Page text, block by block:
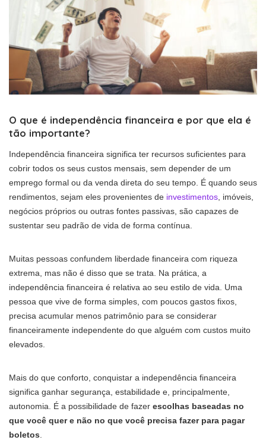
O que é independência financeira e por que ela é
tão importante?
Independência financeira significa ter recursos suficientes para
cobrir todos os seus custos mensais, sem depender de um
emprego formal ou da venda direta do seu tempo. É quando seus
rendimentos, sejam eles provenientes de investimentos , imóveis,
negócios próprios ou outras fontes passivas, são capazes de
sustentar seu padrão de vida de forma contínua.
Muitas pessoas confundem liberdade financeira com riqueza
extrema, mas não é disso que se trata. Na prática, a
independência financeira é relativa ao seu estilo de vida. Uma
pessoa que vive de forma simples, com poucos gastos fixos,
precisa acumular menos patrimônio para se considerar
financeiramente independente do que alguém com custos muito
elevados.
Mais do que conforto, conquistar a independência financeira
significa ganhar segurança, estabilidade e, principalmente,
autonomia. É a possibilidade de fazer escolhas baseadas no
que você quer e não no que você precisa fazer para pagar
boletos